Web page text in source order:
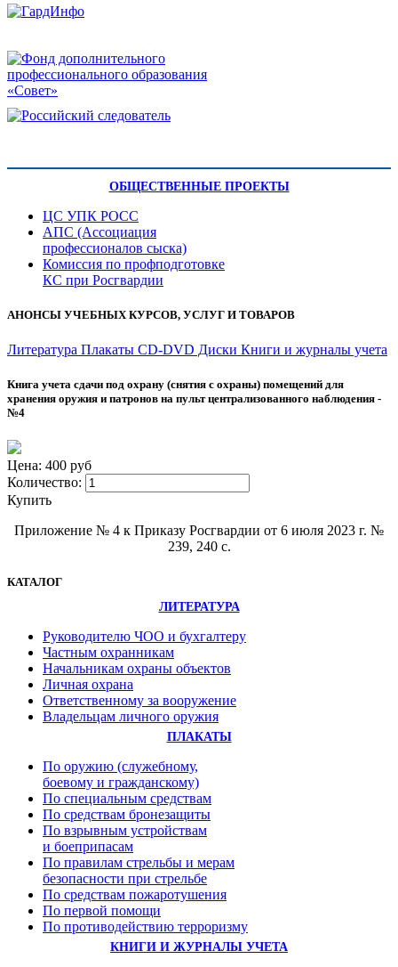
ОБЩЕСТВЕННЫЕ ПРОЕКТЫ
ЦС УПК РОСС
АПС (Ассоциация
профессионалов сыска)
Комиссия по профподготовке
КС при Росгвардии
АНОНСЫ УЧЕБНЫХ КУРСОВ, УСЛУГ И ТОВАРОВ
Литература Плакаты CD-DVD Диски Книги и журналы учета
Книга учета сдачи под охрану (снятия с охраны) помещений для
хранения оружия и патронов на пульт централизованного наблюдения -
№4
Цена: 400 руб
Количество:
Купить
Приложение № 4 к Приказу Росгвардии от 6 июля 2023 г. №
239, 240 с.
КАТАЛОГ
ЛИТЕРАТУРА
Руководителю ЧОО и бухгалтеру
Частным охранникам
Начальникам охраны объектов
Личная охрана
Ответственному за вооружение
Владельцам личного оружия
ПЛАКАТЫ
По оружию (служебному,
боевому и гражданскому)
По специальным средствам
По средствам бронезащиты
По взрывным устройствам
и боеприпасам
По правилам стрельбы и мерам
безопасности при стрельбе
По средствам пожаротушения
По первой помощи
По противодействию терроризму
КНИГИ И ЖУРНАЛЫ УЧЕТА